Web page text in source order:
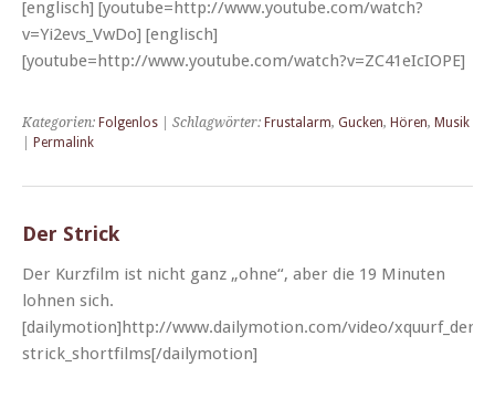
[englisch] [youtube=http://www.youtube.com/watch?
v=Yi2evs_VwDo] [englisch]
[youtube=http://www.youtube.com/watch?v=ZC41eIcIOPE]
Kategorien: Folgenlos | Schlagwörter: Frustalarm, Gucken, Hören, Musik
Permalink
Der Strick
Der Kurz­film ist nicht ganz „ohne“, aber die 19 Minuten
lohnen sich.
[dailymotion]http://www.dailymotion.com/video/xquurf_der-
strick_shortfilms[/dailymotion]